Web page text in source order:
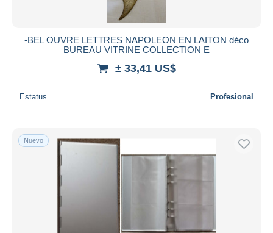
-BEL OUVRE LETTRES NAPOLEON EN LAITON déco
BUREAU VITRINE COLLECTION E
± 33,41 US$
Estatus Profesional
Nuevo